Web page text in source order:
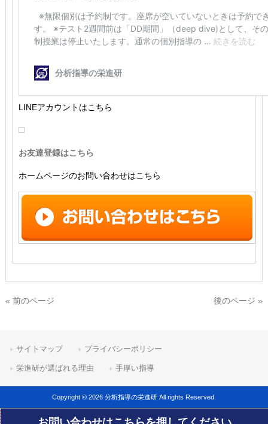
LINEアカウントはこちら
お友達登録はこちら
ホームページのお問い合わせはこちら
« 前のページ 後のページ »
サイトマップ プライバシーポリシー
栄進研が選ばれる理由 手厚い指導
Copyright © 2026 分析指導の栄進研 All rights Reserved.